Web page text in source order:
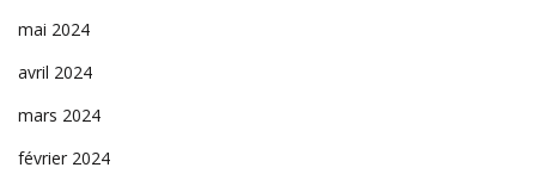
mai 2024
avril 2024
mars 2024
février 2024